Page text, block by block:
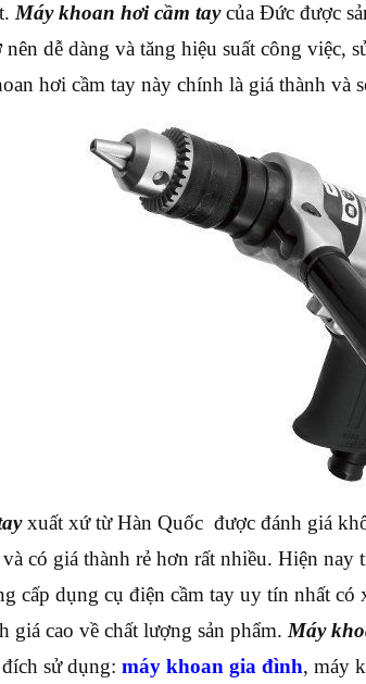
Máy khoan hơi cầm taycủa Đức được
nên dễ dàng và tăng hiệu suất công
hơi cầm tay này chính là giá thành và
xuất xứ từ Hàn Quốc được đánh giá
có giá thành rẻ hơn rất nhiều. Hiện
cấp dụng cụ điện cầm tay uy tín nhất
giá cao về chất lượng sản phẩm. Máy
sử dụng: máy khoan gia đình, máy